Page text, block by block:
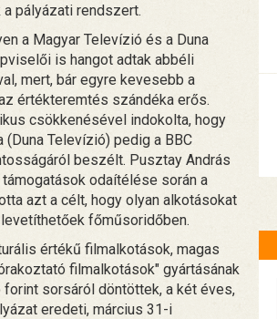
pályázati rendszert.
a Magyar Televízió és a Duna
is hangot adtak abbéli
mert, bár egyre kevesebb a
értékteremtés szándéka erős.
csökkenésével indokolta, hogy
Televízió) pedig a BBC
beszélt. Pusztay András
odaítélése során a
azt a célt, hogy olyan alkotásokat
főműsoridőben.
értékű filmalkotások, magas
filmalkotások" gyártásának
sorsáról döntöttek, a két éves,
eredeti, március 31-i